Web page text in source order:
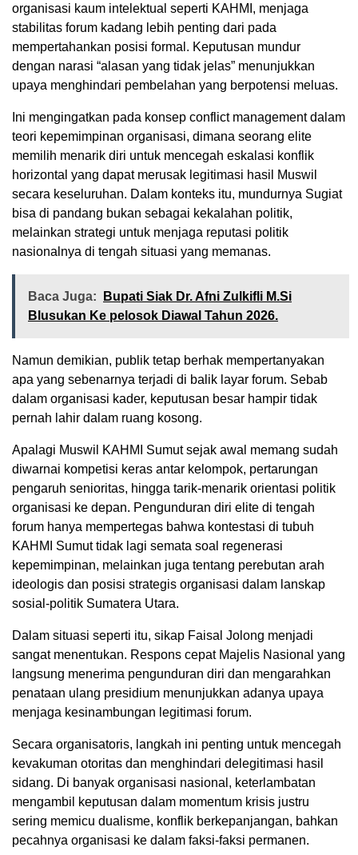
organisasi kaum intelektual seperti KAHMI, menjaga
stabilitas forum kadang lebih penting dari pada
mempertahankan posisi formal. Keputusan mundur
dengan narasi “alasan yang tidak jelas” menunjukkan
upaya menghindari pembelahan yang berpotensi meluas.
Ini mengingatkan pada konsep conflict management dalam
teori kepemimpinan organisasi, dimana seorang elite
memilih menarik diri untuk mencegah eskalasi konflik
horizontal yang dapat merusak legitimasi hasil Muswil
secara keseluruhan. Dalam konteks itu, mundurnya Sugiat
bisa di pandang bukan sebagai kekalahan politik,
melainkan strategi untuk menjaga reputasi politik
nasionalnya di tengah situasi yang memanas.
Baca Juga:
Bupati Siak Dr. Afni Zulkifli M.Si
Blusukan Ke pelosok Diawal Tahun 2026.
Namun demikian, publik tetap berhak mempertanyakan
apa yang sebenarnya terjadi di balik layar forum. Sebab
dalam organisasi kader, keputusan besar hampir tidak
pernah lahir dalam ruang kosong.
Apalagi Muswil KAHMI Sumut sejak awal memang sudah
diwarnai kompetisi keras antar kelompok, pertarungan
pengaruh senioritas, hingga tarik-menarik orientasi politik
organisasi ke depan. Pengunduran diri elite di tengah
forum hanya mempertegas bahwa kontestasi di tubuh
KAHMI Sumut tidak lagi semata soal regenerasi
kepemimpinan, melainkan juga tentang perebutan arah
ideologis dan posisi strategis organisasi dalam lanskap
sosial-politik Sumatera Utara.
Dalam situasi seperti itu, sikap Faisal Jolong menjadi
sangat menentukan. Respons cepat Majelis Nasional yang
langsung menerima pengunduran diri dan mengarahkan
penataan ulang presidium menunjukkan adanya upaya
menjaga kesinambungan legitimasi forum.
Secara organisatoris, langkah ini penting untuk mencegah
kevakuman otoritas dan menghindari delegitimasi hasil
sidang. Di banyak organisasi nasional, keterlambatan
mengambil keputusan dalam momentum krisis justru
sering memicu dualisme, konflik berkepanjangan, bahkan
pecahnya organisasi ke dalam faksi-faksi permanen.